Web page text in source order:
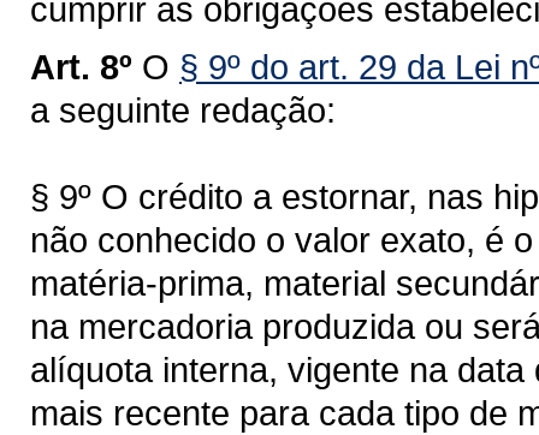
cumprir as obrigações
Art. 8º O § 9º do art. 29 da Lei
a seguinte redação:
§ 9º O crédito a estornar, nas
não conhecido o valor exato, é
matéria-prima, material
na mercadoria produzida ou
alíquota interna, vigente na
mais recente para cada tipo de